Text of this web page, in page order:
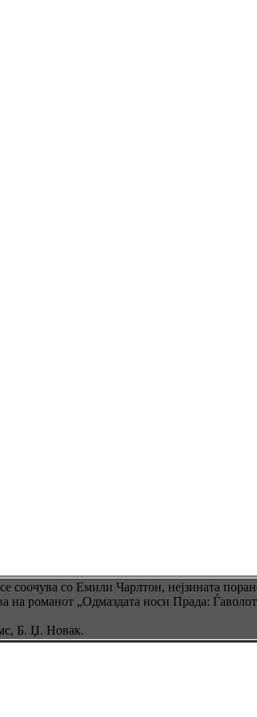
соочува со Емили Чарлтон, нејзината
на романот „Одмаздата носи Прада:
Б. Џ. Новак.